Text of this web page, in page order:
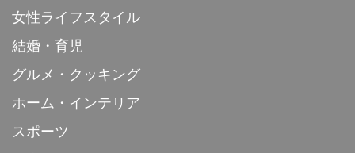
女性ライフスタイル
結婚・育児
グルメ・クッキング
ホーム・インテリア
スポーツ